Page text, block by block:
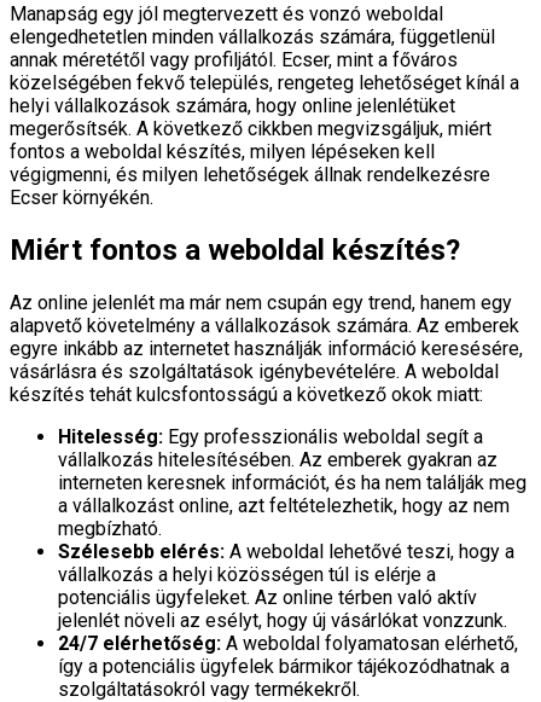
Manapság egy jól megtervezett és vonzó weboldal
elengedhetetlen minden vállalkozás számára, függetlenül
annak méretétől vagy profiljától. Ecser, mint a főváros
közelségében fekvő település, rengeteg lehetőséget kínál a
helyi vállalkozások számára, hogy online jelenlétüket
megerősítsék. A következő cikkben megvizsgáljuk, miért
fontos a weboldal készítés, milyen lépéseken kell
végigmenni, és milyen lehetőségek állnak rendelkezésre
Ecser környékén.
Miért fontos a weboldal készítés?
Az online jelenlét ma már nem csupán egy trend, hanem egy
alapvető követelmény a vállalkozások számára. Az emberek
egyre inkább az internetet használják információ keresésére,
vásárlásra és szolgáltatások igénybevételére. A weboldal
készítés tehát kulcsfontosságú a következő okok miatt:
Hitelesség: Egy professzionális weboldal segít a
vállalkozás hitelesítésében. Az emberek gyakran az
interneten keresnek információt, és ha nem találják meg
a vállalkozást online, azt feltételezhetik, hogy az nem
megbízható.
Szélesebb elérés: A weboldal lehetővé teszi, hogy a
vállalkozás a helyi közösségen túl is elérje a
potenciális ügyfeleket. Az online térben való aktív
jelenlét növeli az esélyt, hogy új vásárlókat vonzzunk.
24/7 elérhetőség: A weboldal folyamatosan elérhető,
így a potenciális ügyfelek bármikor tájékozódhatnak a
szolgáltatásokról vagy termékekről.